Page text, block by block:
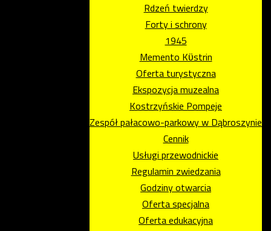
Rdzeń twierdzy
Forty i schrony
1945
Memento Kϋstrin
Oferta turystyczna
Ekspozycja muzealna
Kostrzyńskie Pompeje
Zespół pałacowo-parkowy w Dąbroszynie
Cennik
Usługi przewodnickie
Regulamin zwiedzania
Godziny otwarcia
Oferta specjalna
Oferta edukacyjna